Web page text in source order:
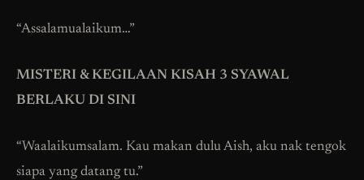
“Assalamualaikum…”
MISTERI & KEGILAAN KISAH 3 SYAWAL
BERLAKU DI SINI
“Waalaikumsalam. Kau makan dulu Aish, aku nak tengok
siapa yang datang tu.”